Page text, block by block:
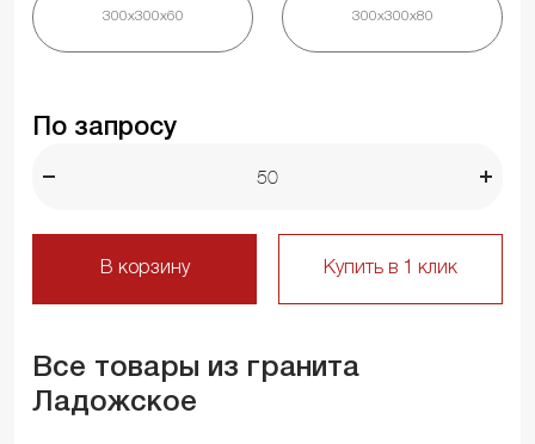
300х300х60 300х300х80
По запросу
В корзину Купить в 1 клик
Все товары из гранита
Ладожское